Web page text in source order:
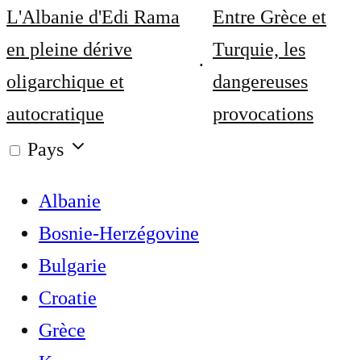
L'Albanie d'Edi Rama
en pleine dérive
oligarchique et
autocratique
Entre Grèce et
Turquie, les
dangereuses
provocations
Pays
Albanie
Bosnie-Herzégovine
Bulgarie
Croatie
Grèce